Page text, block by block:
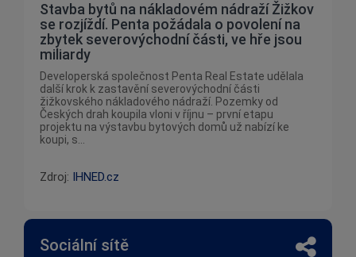
Stavba bytů na nákladovém nádraží Žižkov
se rozjíždí. Penta požádala o povolení na
zbytek severovýchodní části, ve hře jsou
miliardy
Developerská společnost Penta Real Estate udělala
další krok k zastavění severovýchodní části
žižkovského nákladového nádraží. Pozemky od
Českých drah koupila vloni v říjnu – první etapu
projektu na výstavbu bytových domů už nabízí ke
koupi, s...
Zdroj: IHNED.cz
Sociální sítě